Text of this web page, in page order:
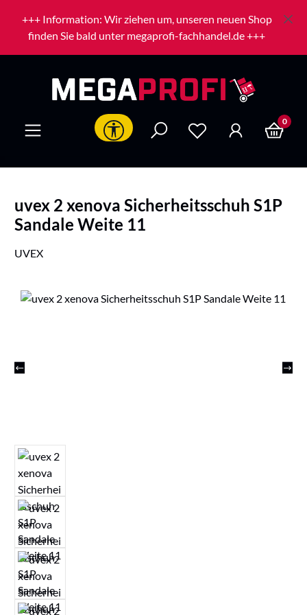
Zum Hauptinhalt springen
+++ Information: Wir ziehen um, unseren neuen Shop
finden Sie bald unter megaprofi-fachhandel.de +++
Werkzeugleiste anzeigen 0
uvex 2 xenova Sicherheitsschuh S1P
Sandale Weite 11
UVEX
Bildergalerie überspringen